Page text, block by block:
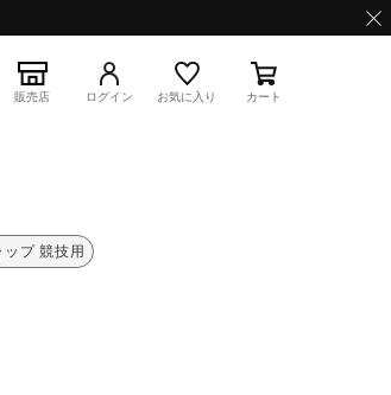
特集
販売店 ログイン お気に入り カート
ップ 競技用